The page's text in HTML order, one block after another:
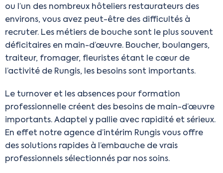
ou l’un des nombreux hôteliers restaurateurs des
environs, vous avez peut-être des difficultés à
recruter. Les métiers de bouche sont le plus souvent
déficitaires en main-d’œuvre. Boucher, boulangers,
traiteur, fromager, fleuristes étant le cœur de
l’activité de Rungis, les besoins sont importants.
Le turnover et les absences pour formation
professionnelle créent des besoins de main-d’œuvre
importants. Adaptel y pallie avec rapidité et sérieux.
En effet notre agence d’intérim Rungis vous offre
des solutions rapides à l’embauche de vrais
professionnels sélectionnés par nos soins.